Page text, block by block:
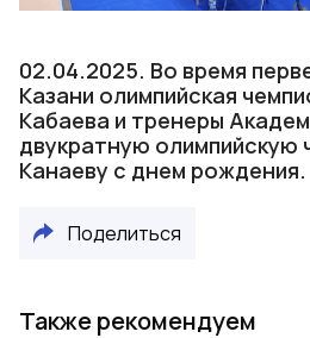
02.04.2025. Во время
Казани олимпийская
Кабаева и тренеры
двукратную олимпийскую
Канаеву с днем рождения.
Поделиться
Также рекомендуем